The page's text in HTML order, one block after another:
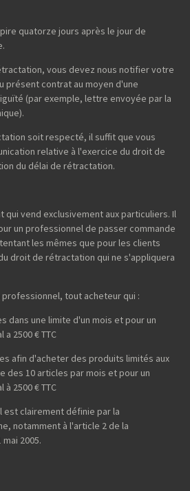
quatorze jours après le jour de
vous devez nous notifier votre
présent contrat au moyen d'une
(par exemple, lettre envoyée par la
soit respecté, il suffit que vous
relative à l'exercice du droit de
du délai de rétractation.
qui vend exclusivement aux particuliers. Il
un professionnel de passer commande
les mêmes que pour les clients
droit de rétractation qui ne s'appliquera
tout acheteur qui :
dans une limite d'un mois et pour un
2500 € TTC
afin d'acheter des produits limités aux
des 10 articles par mois et pour un
2500 € TTC
est clairement définie par la
notamment à l'article 2 de la
2005.